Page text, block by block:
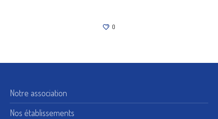
0
Notre association
Nos établissements